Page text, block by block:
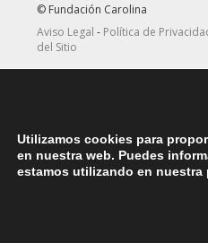
© Fundación Carolina
Aviso Legal - Política de
del Sitio
ASOCIACIONES
Contacta con la asociación de
Utilizamos cookies para
en nuestra web. Puedes
estamos utilizando en nuestra